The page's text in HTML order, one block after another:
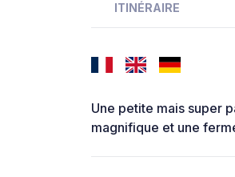
ITINÉRAIRE
Une petite mais super
magnifique et une